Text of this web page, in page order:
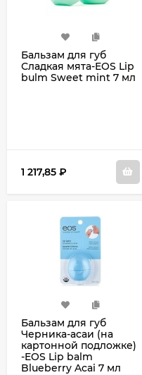
Бальзам для губ
Сладкая мята-EOS Lip
bulm Sweet mint 7 мл
1 217,85 ₽
Бальзам для губ
Черника-асаи (на
картонной подложке)
-EOS Lip balm
Blueberry Acai 7 мл